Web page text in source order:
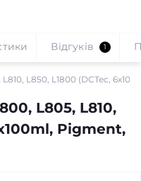
L850, L1800 (DCTec,
L805, L810,
Pigment,
Відгуків 1